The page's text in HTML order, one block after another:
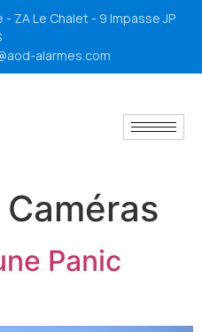
ZA Le Chalet - 9 Impasse JP
alarmes.com
Caméras
Panic